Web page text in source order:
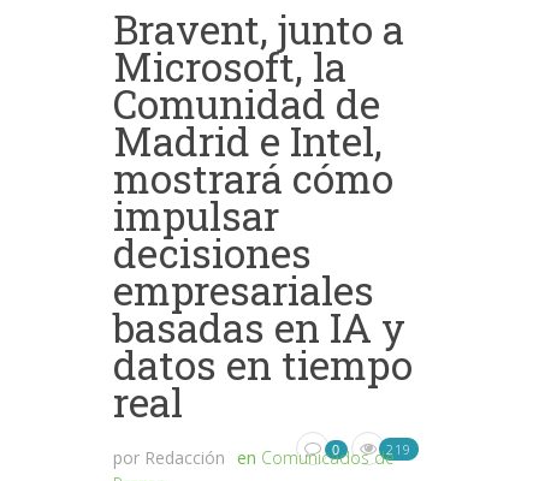
Bravent, junto a
Microsoft, la
Comunidad de
Madrid e Intel,
mostrará cómo
impulsar
decisiones
empresariales
basadas en IA y
datos en tiempo
real
por Redacción en Comunicados de
0 219